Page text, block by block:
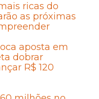
ricas do
as próximas
aposta em
dobrar
R$ 120